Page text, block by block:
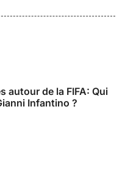
autour de la FIFA: Qui
Infantino ?